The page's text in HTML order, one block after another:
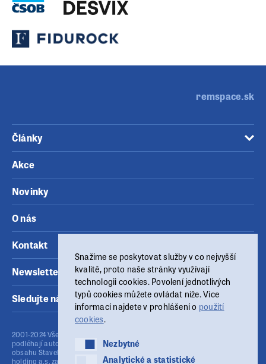
remspace.sk
Články
Akce
Novinky
O nás
Kontakt
Newsletter
Sledujte nás
2001-2024 Všechny materiály zveřejněné na těchto www stránkách
podléhají autorskému zákonu (č.121/2000 Sb.). Publikování nebo šíření
obsahu Stavebního fóra je bez písemného souhlasu provozovatele MSG
holding a.s. zakázáno. Stavební fórum využívá agenturní zpravodajství
Snažíme se poskytovat služby v co nejvyšší
kvalitě, proto naše stránky využívají
technologii cookies. Povolení jednotlivých
typů cookies můžete ovládat níže. Více
informací najdete v prohlášení o použití
cookies.
NezbytnéNezbytné
Analytické a statistické
Analytické a statistické